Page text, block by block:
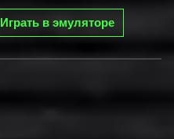
Играть в эмуляторе